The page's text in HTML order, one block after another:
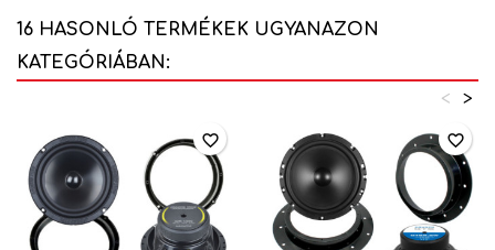
16 HASONLÓ TERMÉKEK UGYANAZON
KATEGÓRIÁBAN:
>
<
favorite_border favorite_border